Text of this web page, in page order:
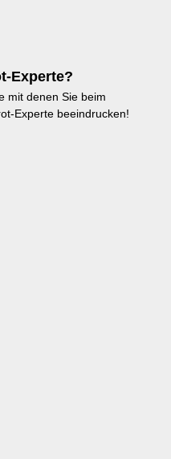
Experte?
mit denen Sie beim
Experte beeindrucken!